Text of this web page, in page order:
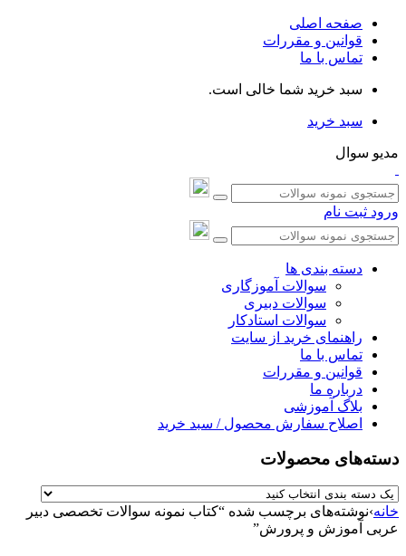
صفحه اصلی
قوانین و مقررات
تماس با ما
سبد خرید شما خالی است.
سبد خرید
مدیو سوال
ورود ثبت نام
دسته بندی ها
سوالات آموزگاری
سوالات دبیری
سوالات استادکار
راهنمای خرید از سایت
تماس با ما
قوانین و مقررات
درباره ما
بلاگ آموزشی
اصلاح سفارش محصول / سبد خرید
دسته‌های محصولات
خانه›نوشته‌های برچسب شده “کتاب نمونه سوالات تخصصی دبیر
عربی آموزش و پرورش”